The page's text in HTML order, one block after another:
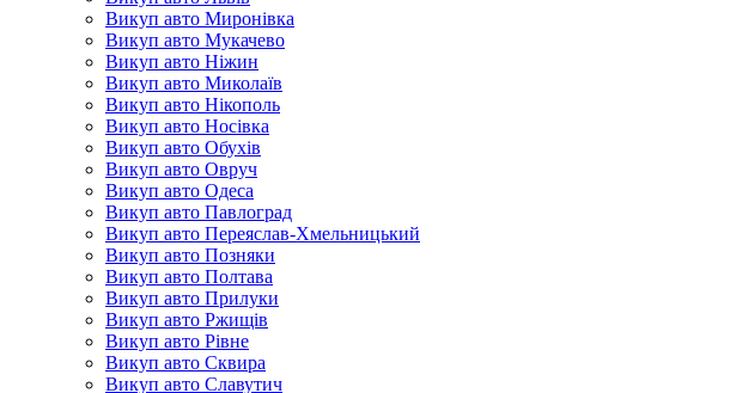
Викуп авто Миронівка
Викуп авто Мукачево
Викуп авто Ніжин
Викуп авто Миколаїв
Викуп авто Нікополь
Викуп авто Носівка
Викуп авто Обухів
Викуп авто Овруч
Викуп авто Одеса
Викуп авто Павлоград
Викуп авто Переяслав-Хмельницький
Викуп авто Позняки
Викуп авто Полтава
Викуп авто Прилуки
Викуп авто Ржищів
Викуп авто Рівне
Викуп авто Сквира
Викуп авто Славутич